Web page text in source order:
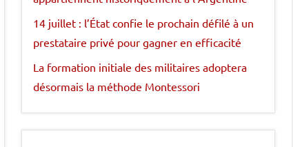
14 juillet : l’État confie le prochain défilé à un
prestataire privé pour gagner en efficacité
La formation initiale des militaires adoptera
désormais la méthode Montessori